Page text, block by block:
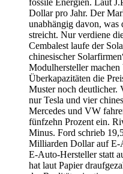
Dollar pro Jahr. Der
unabhängig davon, was
streicht. Nur verdiene
Cembalest laufe der
chinesischer
Modulhersteller
Überkapazitäten die
Muster noch deutlicher.
nur Tesla und vier
Mercedes und VW
fünfzehn Prozent ein.
Minus. Ford schrieb
Milliarden Dollar auf E-
E-Auto-Hersteller statt
hat laut Papier